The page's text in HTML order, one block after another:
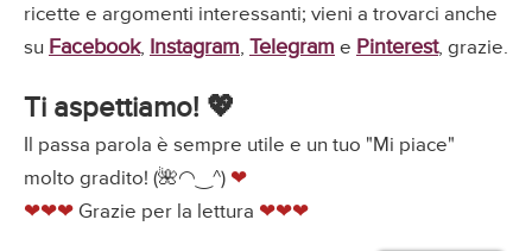
ricette e argomenti interessanti; vieni a trovarci anche
su Facebook, Instagram, Telegram e Pinterest, grazie.
Ti aspettiamo! 💖
Il passa parola è sempre utile e un tuo "Mi piace"
molto gradito! (🌺◠‿^) ❤
❤❤❤ Grazie per la lettura ❤❤❤